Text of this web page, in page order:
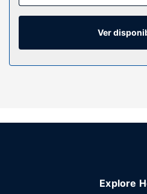
canales por satélite. El cuarto
ducha, cabezal de ducha tipo
personal gratuitos. Entre las
escritorio, cortinas opacas y
un minuto libre. Tienes también
Ver
Explore